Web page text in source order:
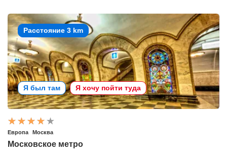
Расстояние 3 km
Я был там Я хочу пойти туда
Европа Москва
Московское метро